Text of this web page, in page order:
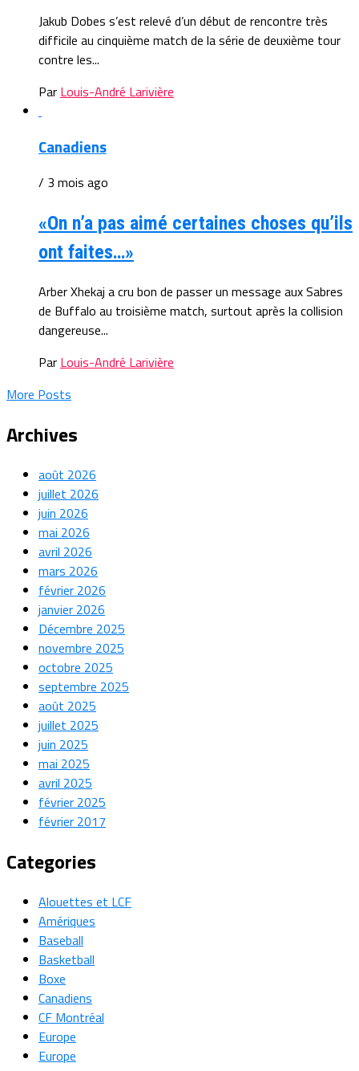
Jakub Dobes s’est relevé d’un début de rencontre très
difficile au cinquième match de la série de deuxième tour
contre les...
Par Louis-André Larivière
Canadiens
/ 3 mois ago
«On n’a pas aimé certaines choses qu’ils
ont faites…»
Arber Xhekaj a cru bon de passer un message aux Sabres
de Buffalo au troisième match, surtout après la collision
dangereuse...
Par Louis-André Larivière
More Posts
Archives
août 2026
juillet 2026
juin 2026
mai 2026
avril 2026
mars 2026
février 2026
janvier 2026
Décembre 2025
novembre 2025
octobre 2025
septembre 2025
août 2025
juillet 2025
juin 2025
mai 2025
avril 2025
février 2025
février 2017
Categories
Alouettes et LCF
Amériques
Baseball
Basketball
Boxe
Canadiens
CF Montréal
Europe
Europe